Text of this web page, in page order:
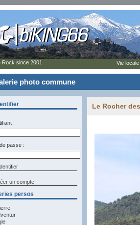
photo commune
:
passe :
un compte
persos
Le Rocher
Rock since 2001 Vie